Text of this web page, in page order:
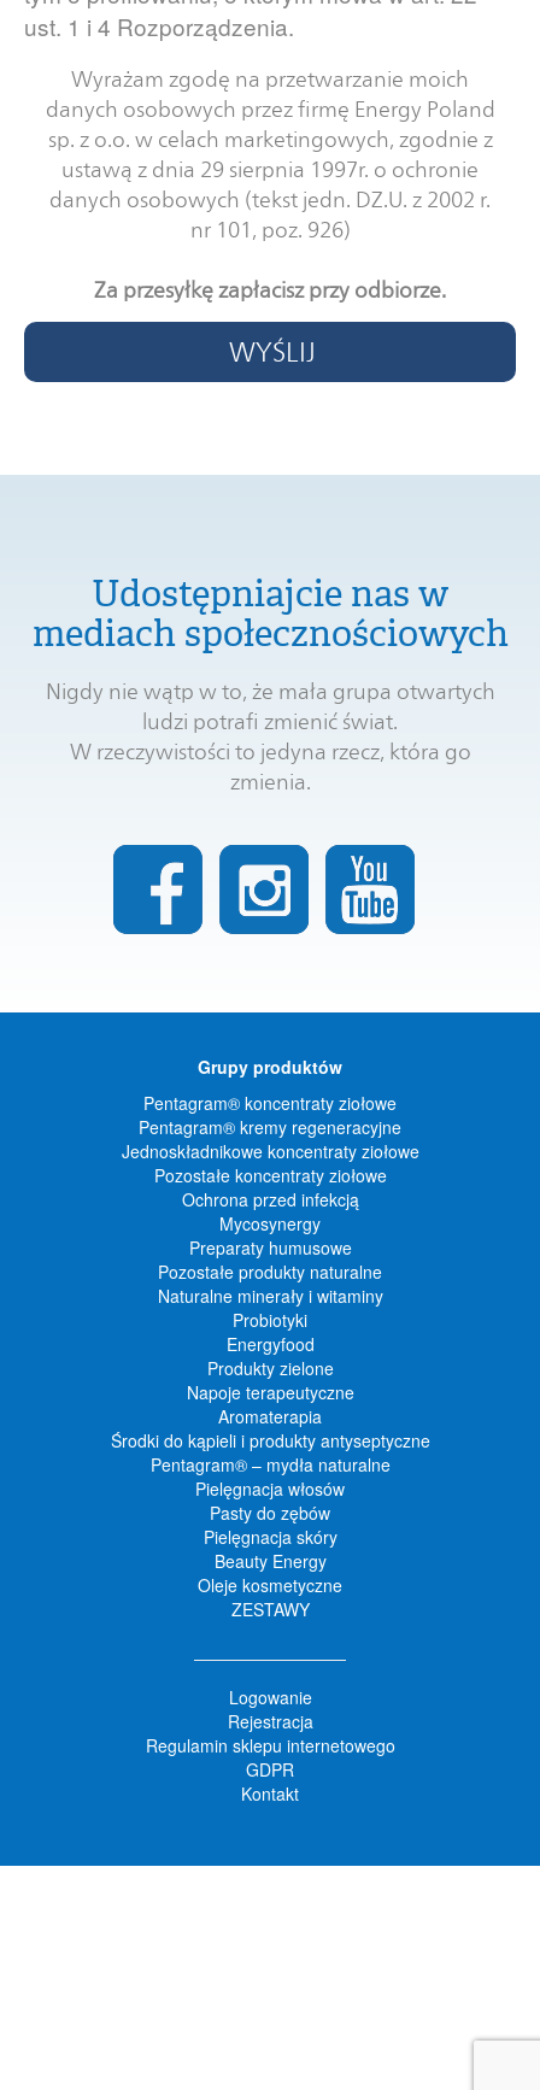
ust. 1 i 4 Rozporządzenia.
Wyrażam zgodę na przetwarzanie moich
danych osobowych przez firmę Energy Poland
sp. z o.o. w celach marketingowych, zgodnie z
ustawą z dnia 29 sierpnia 1997r. o ochronie
danych osobowych (tekst jedn. DZ.U. z 2002 r.
nr 101, poz. 926)
Za przesyłkę zapłacisz przy odbiorze.
WYŚLIJ
Udostępniajcie nas w
mediach społecznościowych
Nigdy nie wątp w to, że mała grupa otwartych
ludzi potrafi zmienić świat.
W rzeczywistości to jedyna rzecz, która go
zmienia.
Grupy produktów
Pentagram® koncentraty ziołowe
Pentagram® kremy regeneracyjne
Jednoskładnikowe koncentraty ziołowe
Pozostałe koncentraty ziołowe
Ochrona przed infekcją
Mycosynergy
Preparaty humusowe
Pozostałe produkty naturalne
Naturalne minerały i witaminy
Probiotyki
Energyfood
Produkty zielone
Napoje terapeutyczne
Aromaterapia
Środki do kąpieli i produkty antyseptyczne
Pentagram® – mydła naturalne
Pielęgnacja włosów
Pasty do zębów
Pielęgnacja skóry
Beauty Energy
Oleje kosmetyczne
ZESTAWY
Logowanie
Rejestracja
Regulamin sklepu internetowego
GDPR
Kontakt